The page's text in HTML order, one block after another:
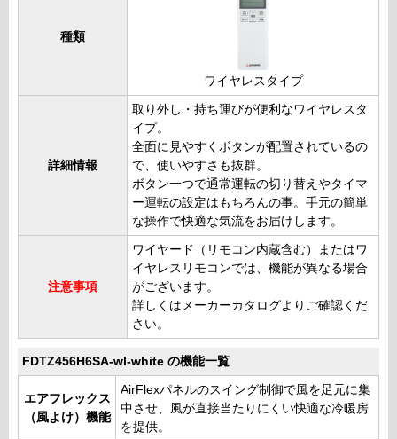
種類
ワイヤレスタイプ
詳細情報
取り外し・持ち運びが便利なワイヤレスタ
イプ。
全面に見やすくボタンが配置されているの
で、使いやすさも抜群。
ボタン一つで通常運転の切り替えやタイマ
ー運転の設定はもちろんの事。手元の簡単
な操作で快適な気流をお届けします。
注意事項
ワイヤード（リモコン内蔵含む）またはワ
イヤレスリモコンでは、機能が異なる場合
がございます。
詳しくはメーカーカタログよりご確認くだ
さい。
FDTZ456H6SA-wl-white の機能一覧
エアフレックス
（風よけ）機能
AirFlexパネルのスイング制御で風を足元に集
中させ、風が直接当たりにくい快適な冷暖房
を提供。